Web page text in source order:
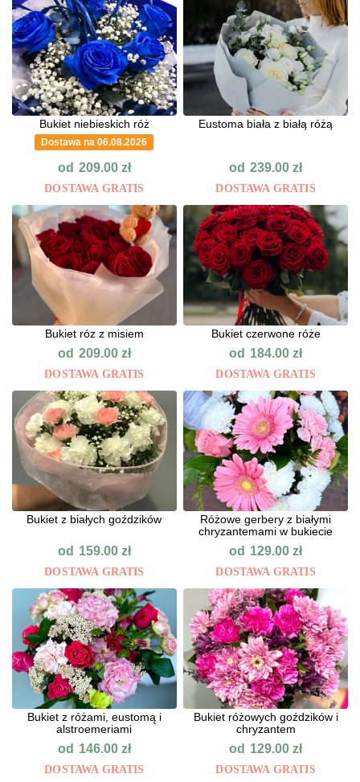
Bukiet niebieskich róż
Dostawa na 06.08.2026
od 209.00 zł
DOSTAWA GRATIS
Eustoma biała z białą różą
od 239.00zł
DOSTAWA GRATIS
Bukiet róz z misiem
od 209.00 zł
DOSTAWA GRATIS
Bukiet czerwone róże
od 184.00zł
DOSTAWA GRATIS
Bukiet z białych goździków
od 159.00 zł
DOSTAWA GRATIS
Różowe gerbery z białymi
chryzantemami w bukiecie
od 129.00zł
DOSTAWA GRATIS
Bukiet z różami, eustomą i
alstroemeriami
od 146.00 zł
DOSTAWA GRATIS
Bukiet różowych goździków i
chryzantem
od 129.00zł
DOSTAWA GRATIS